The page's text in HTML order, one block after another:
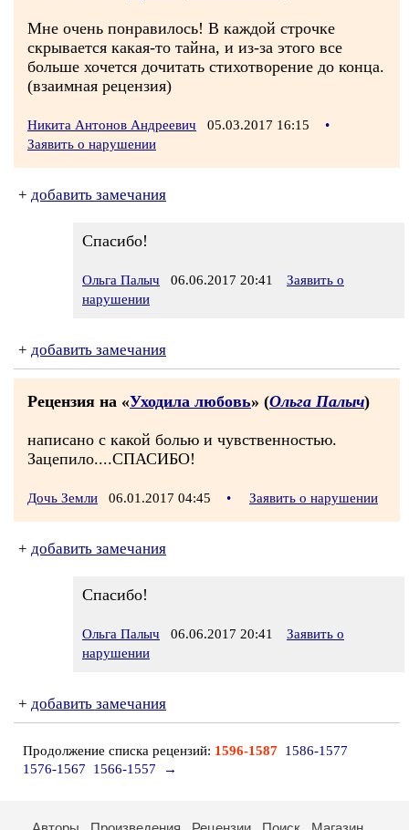
Мне очень понравилось! В каждой строчке
скрывается какая-то тайна, и из-за этого все
больше хочется дочитать стихотворение до конца.
(взаимная рецензия)
Никита Антонов Андреевич 05.03.2017 16:15
•
Заявить о нарушении
+ добавить замечания
Спасибо!
Ольга Палыч 06.06.2017 20:41
Заявить о
нарушении
+ добавить замечания
Рецензия на «Уходила любовь» (Ольга Палыч)
написано с какой болью и чувственностью.
Зацепило....СПАСИБО!
Дочь Земли 06.01.2017 04:45 • Заявить о нарушении
+ добавить замечания
Спасибо!
Ольга Палыч 06.06.2017 20:41
Заявить о
нарушении
+ добавить замечания
Продолжение списка рецензий: 1596-1587 1586-1577
1576-1567
1566-1557 →